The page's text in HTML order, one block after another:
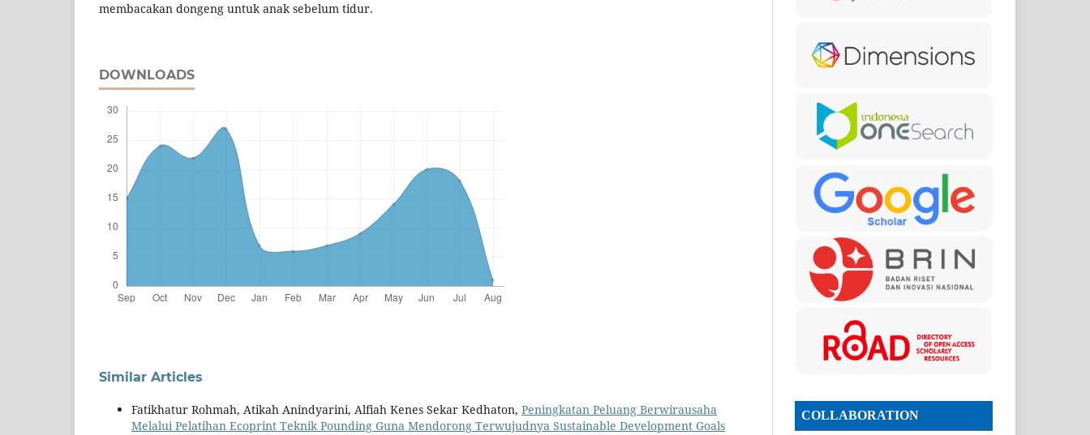
membacakan dongeng untuk anak sebelum tidur.
DOWNLOADS
Similar Articles
Fatikhatur Rohmah, Atikah Anindyarini, Alfiah Kenes Sekar Kedhaton, Peningkatan Peluang Berwirausaha
Melalui Pelatihan Ecoprint Teknik Pounding Guna Mendorong Terwujudnya Sustainable Development Goals
COLLABORATION